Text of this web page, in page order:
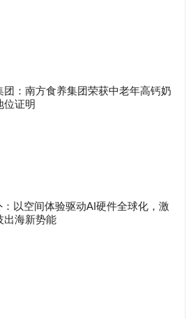
团：南方食养集团荣获中老年高钙奶
位证明
：以空间体验驱动AI硬件全球化，激
出海新势能